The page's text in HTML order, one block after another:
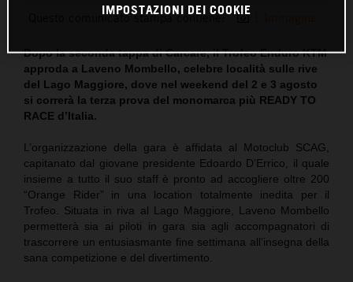
Questo comunicato stampa contiene:
Dopo la seconda tappa di Carcare, il Trofeo Enduro KTM
approda a Laveno Mombello, celebre località sulle rive
del Lago Maggiore, dove nel weekend del 2 e 3 agosto
si correrà la terza prova del monomarca più READY TO
RACE d’Italia.
L’organizzazione della gara è affidata al Motoclub SCAG,
capitanato dal giovane presidente Edoardo D’Errico, il quale
insieme a tutto il suo staff è pronto ad accogliere oltre 200
“Orange Rider” in una location totalmente inedita per il
Trofeo. Situata in riva al Lago Maggiore, Laveno Mombello
permetterà sia ai piloti in gara sia agli accompagnatori di
trascorrere un entusiasmante fine settimana all’insegna della
sana competizione e del divertimento.
IMPOSTAZIONI DEI COOKIE